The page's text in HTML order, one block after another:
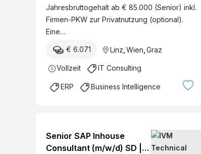
Jahresbruttogehalt ab € 85.000 (Senior) inkl.
Firmen-PKW zur Privatnutzung (optional).
Eine…
€ 6.071 Linz Wien Graz
Vollzeit IT Consulting
ERP Business Intelligence
Senior SAP Inhouse
Consultant (m/w/d) SD |